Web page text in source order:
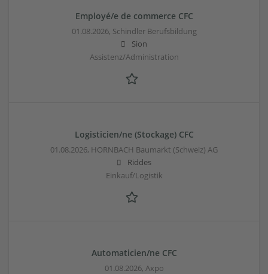
Employé/e de commerce CFC
01.08.2026, Schindler Berufsbildung
Sion
Assistenz/Administration
Logisticien/ne (Stockage) CFC
01.08.2026, HORNBACH Baumarkt (Schweiz) AG
Riddes
Einkauf/Logistik
Automaticien/ne CFC
01.08.2026, Axpo